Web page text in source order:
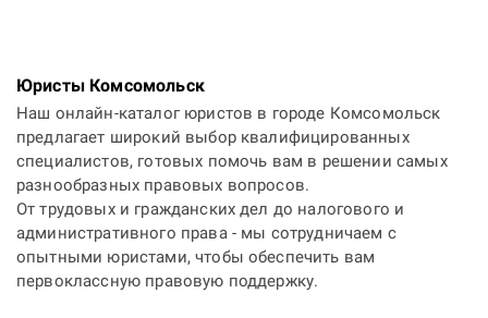
Юристы Комсомольск
Наш онлайн-каталог юристов в городе Комсомольск
предлагает широкий выбор квалифицированных
специалистов, готовых помочь вам в решении самых
разнообразных правовых вопросов.
От трудовых и гражданских дел до налогового и
административного права - мы сотрудничаем с
опытными юристами, чтобы обеспечить вам
первоклассную правовую поддержку.